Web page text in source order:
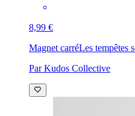
8,99 €
Magnet carréLes tempêtes
Par Kudos Collective